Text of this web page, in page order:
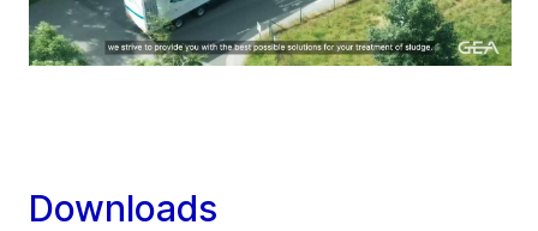
Downloads